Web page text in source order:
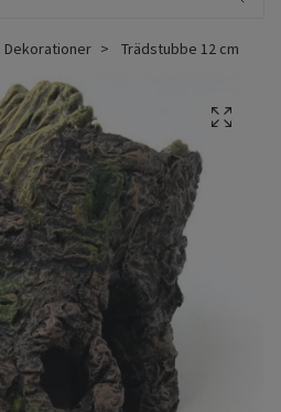
Dekorationer Trädstubbe 12 cm